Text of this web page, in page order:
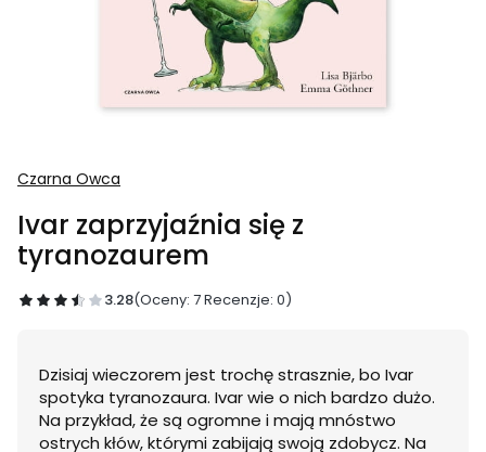
Czarna Owca
Ivar zaprzyjaźnia się z
tyranozaurem
3.28(Oceny: 7 Recenzje: 0)
Dzisiaj wieczorem jest trochę strasznie, bo Ivar
spotyka tyranozaura. Ivar wie o nich bardzo dużo.
Na przykład, że są ogromne i mają mnóstwo
ostrych kłów, którymi zabijają swoją zdobycz. Na